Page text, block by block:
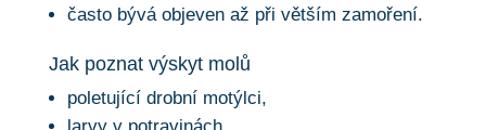
často bývá objeven až při větším zamoření.
Jak poznat výskyt molů
poletující drobní motýlci,